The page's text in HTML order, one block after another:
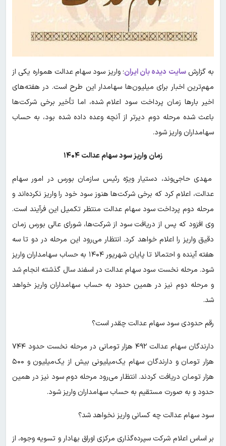
به گزارشسایت دیده بان ایران؛ واریز سود سهام عدالت همواره یکی از
مهم‌ترین اخبار برای میلیون‌ها سهامدار این طرح است. در هفته‌های
اخیر بارها زمان پرداخت سود اعلام شده، اما تأخیر برخی شرکت‌ها
باعث شده مرحله دوم دیرتر از آنچه وعده داده شده بود، به حساب
سهامداران واریز شود.
زمان واریز سود سهام عدالت ۱۴۰۴
مهدی حاجی‌وند، دستیار ویژه رئیس سازمان بورس در امور سهام
عدالت، اعلام کرد که برخی شرکت‌ها هنوز سود خود را واریز نکرده‌اند و
مرحله دوم پرداخت سود سهام عدالت منتظر تکمیل این فرآیند است.
وی افزود که پس از دریافت سود از شرکت‌ها، شورای عالی بورس زمان
دقیق واریز را اعلام خواهد کرد. انتظار می‌رود این مرحله در دو تا سه
هفته آینده و احتمالا تا پایان شهریور ۱۴۰۴ به حساب سهامداران واریز
شود. مرحله نخست سود سهام عدالت در اسفند سال گذشته انجام شد
و مرحله دوم نیز در همین حدود به حساب سهامداران واریز خواهد
شد.
رقم حدودی سود سهام عدالت چقدر است؟
دارندگان سهام عدالت ۴۹۲ هزار تومانی در مرحله نخست حدود ۷۴۴
هزار تومان و دارندگان سهام یک‌میلیونی بیش از یک‌میلیون و ۵۰۰
هزار تومان دریافت کردند. انتظار می‌رود مرحله دوم سود نیز در همین
حدود و به صورت مستقیم به حساب سهامداران واریز شود.
سود سهام عدالت چه کسانی واریز نخواهد شد؟
بر اساس اعلام شرکت سپرده‌گذاری مرکزی اوراق بهادار و تسویه وجوه، از